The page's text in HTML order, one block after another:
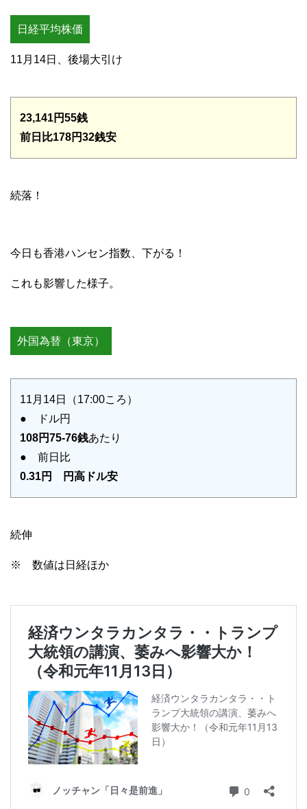
日経平均株価
11月14日、後場大引け
23,141円55銭
前日比178円32銭安
続落！
今日も香港ハンセン指数、下がる！
これも影響した様子。
外国為替（東京）
11月14日（17:00ころ）
● ドル円
108円75-76銭あたり
● 前日比
0.31円 円高ドル安
続伸
※ 数値は日経ほか